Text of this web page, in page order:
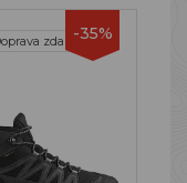
-35%
zdarma